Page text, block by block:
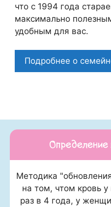
что c 1994 года
максимально
удобным для вас.
Подробнее о
Определение
Методика
на том, чтом кровь
раз в 4 года, у